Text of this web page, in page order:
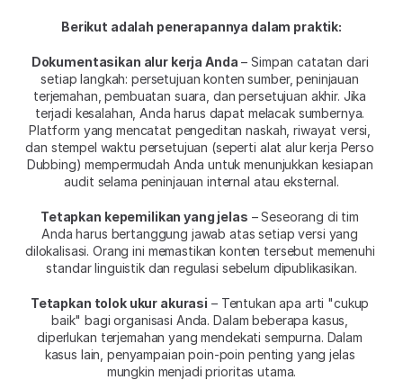
Berikut adalah penerapannya dalam praktik:
Dokumentasikan alur kerja Anda – Simpan catatan dari
setiap langkah: persetujuan konten sumber, peninjauan
terjemahan, pembuatan suara, dan persetujuan akhir. Jika
terjadi kesalahan, Anda harus dapat melacak sumbernya.
Platform yang mencatat pengeditan naskah, riwayat versi,
dan stempel waktu persetujuan (seperti alat alur kerja Perso
Dubbing) mempermudah Anda untuk menunjukkan kesiapan
audit selama peninjauan internal atau eksternal.
Tetapkan kepemilikan yang jelas – Seseorang di tim
Anda harus bertanggung jawab atas setiap versi yang
dilokalisasi. Orang ini memastikan konten tersebut memenuhi
standar linguistik dan regulasi sebelum dipublikasikan.
Tetapkan tolok ukur akurasi – Tentukan apa arti "cukup
baik" bagi organisasi Anda. Dalam beberapa kasus,
diperlukan terjemahan yang mendekati sempurna. Dalam
kasus lain, penyampaian poin-poin penting yang jelas
mungkin menjadi prioritas utama.